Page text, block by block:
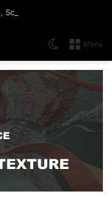
Menú
Switch skin